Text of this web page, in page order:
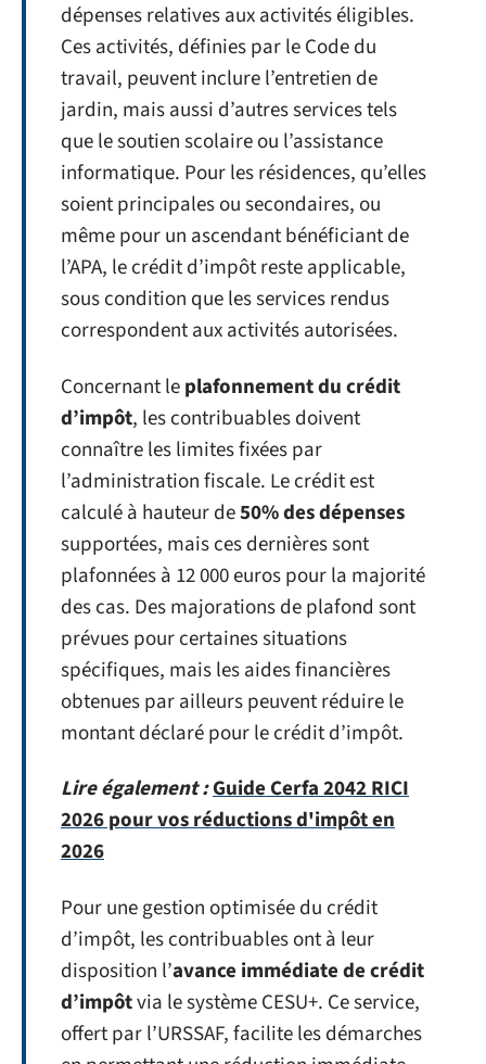
dépenses relatives aux activités éligibles.
Ces activités, définies par le Code du
travail, peuvent inclure l’entretien de
jardin, mais aussi d’autres services tels
que le soutien scolaire ou l’assistance
informatique. Pour les résidences, qu’elles
soient principales ou secondaires, ou
même pour un ascendant bénéficiant de
l’APA, le crédit d’impôt reste applicable,
sous condition que les services rendus
correspondent aux activités autorisées.
Concernant leplafonnement du crédit
d’impôt, les contribuables doivent
connaître les limites fixées par
l’administration fiscale. Le crédit est
calculé à hauteur de50% des dépenses
supportées, mais ces dernières sont
plafonnées à 12 000 euros pour la majorité
des cas. Des majorations de plafond sont
prévues pour certaines situations
spécifiques, mais les aides financières
obtenues par ailleurs peuvent réduire le
montant déclaré pour le crédit d’impôt.
Lire également :Guide Cerfa 2042 RICI
2026 pour vos réductions d'impôt en
2026
Pour une gestion optimisée du crédit
d’impôt, les contribuables ont à leur
disposition l’avance immédiate de crédit
d’impôtvia le système CESU+. Ce service,
offert par l’URSSAF, facilite les démarches